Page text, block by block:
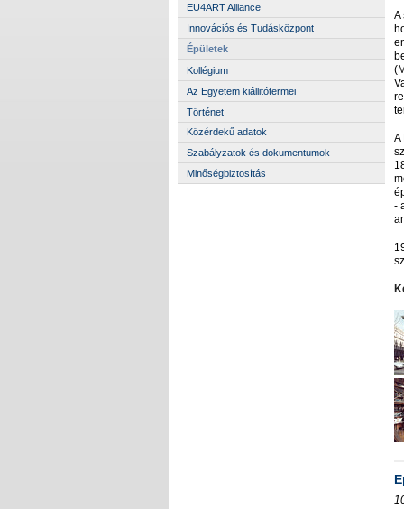
EU4ART Alliance
Innovációs és Tudásközpont
Épületek
Kollégium
Az Egyetem kiállitótermei
Történet
Közérdekű adatok
Szabályzatok és dokumentumok
Minőségbiztosítás
A
A
-